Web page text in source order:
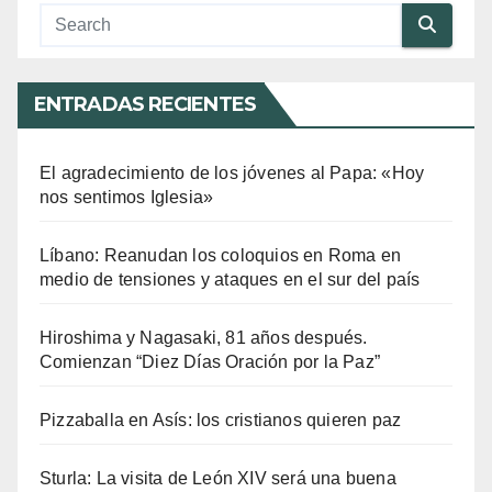
ENTRADAS RECIENTES
El agradecimiento de los jóvenes al Papa: «Hoy
nos sentimos Iglesia»
Líbano: Reanudan los coloquios en Roma en
medio de tensiones y ataques en el sur del país
Hiroshima y Nagasaki, 81 años después.
Comienzan “Diez Días Oración por la Paz”
Pizzaballa en Asís: los cristianos quieren paz
Sturla: La visita de León XIV será una buena